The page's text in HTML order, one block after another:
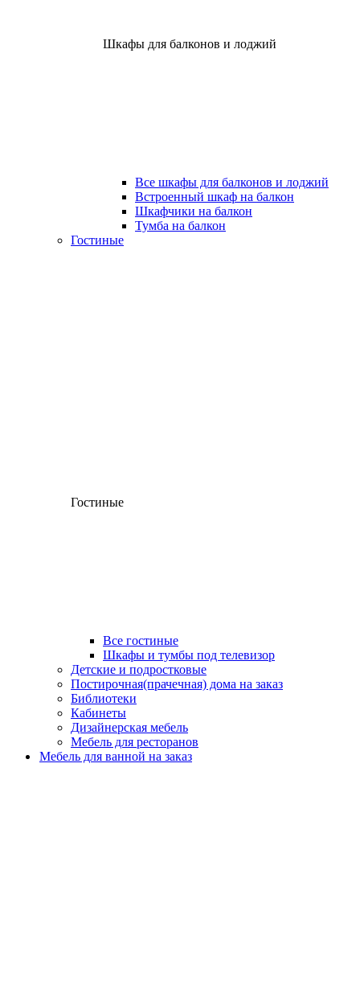
Шкафы для балконов и лоджий
Все шкафы для балконов и лоджий
Встроенный шкаф на балкон
Шкафчики на балкон
Тумба на балкон
Гостиные
Гостиные
Все гостиные
Шкафы и тумбы под телевизор
Детские и подростковые
Постирочная(прачечная) дома на заказ
Библиотеки
Кабинеты
Дизайнерская мебель
Мебель для ресторанов
Мебель для ванной на заказ